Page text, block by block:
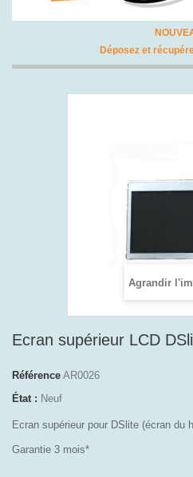
Déposez et
Agrandir
Ecran supérieur LCD
Référence AR0026
État : Neuf
Ecran supérieur pour DSlite (écran du
Garantie 3 mois*